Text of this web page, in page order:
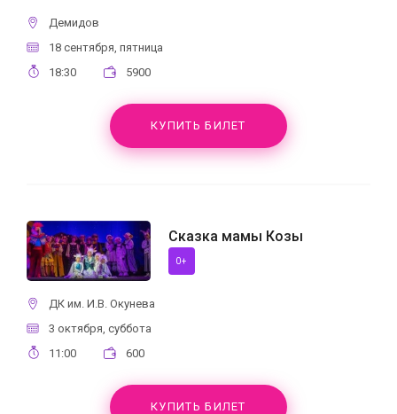
Демидов
18 сентября, пятница
18:30
5900
КУПИТЬ БИЛЕТ
Сказка мамы Козы
0+
ДК им. И.В. Окунева
3 октября, суббота
11:00
600
КУПИТЬ БИЛЕТ